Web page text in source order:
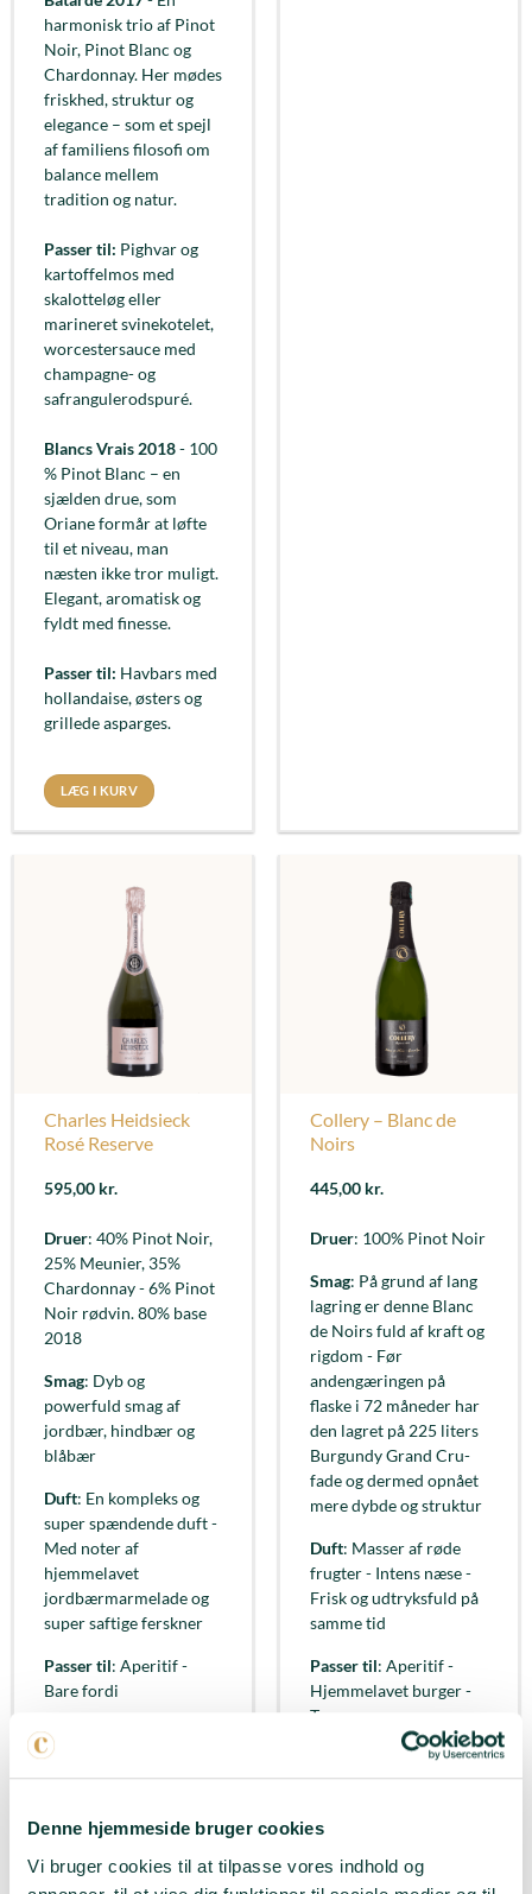
Denne hjemmeside bruger cookies
Vi bruger cookies til at tilpasse vores indhold og
harmonisk trio af Pinot
Noir, Pinot Blanc og
Chardonnay. Her mødes
friskhed, struktur og
elegance – som et spejl
af familiens filosofi om
balance mellem
tradition og natur.
Passer til: Pighvar og
kartoffelmos med
skalotteløg eller
marineret svinekotelet,
worcestersauce med
champagne- og
safrangulerodspuré.
Blancs Vrais 2018- 100
% Pinot Blanc – en
sjælden drue, som
Oriane formår at løfte
til et niveau, man
næsten ikke tror muligt.
Elegant, aromatisk og
fyldt med finesse.
Passer til: Havbars med
hollandaise, østers og
grillede asparges.
LÆG I KURV
Charles Heidsieck
Rosé Reserve
595,00 kr.
Druer: 40% Pinot Noir,
25% Meunier, 35%
Chardonnay - 6% Pinot
Noir rødvin. 80% base
2018
Smag: Dyb og
powerfuld smag af
jordbær, hindbær og
blåbær
Duft: En kompleks og
super spændende duft -
Med noter af
hjemmelavet
jordbærmarmelade og
super saftige ferskner
Passer til: Aperitif -
Bare fordi
Collery – Blanc de
Noirs
445,00 kr.
Druer: 100% Pinot Noir
Smag: På grund af lang
lagring er denne Blanc
de Noirs fuld af kraft og
rigdom - Før
andengæringen på
flaske i 72 måneder har
den lagret på 225 liters
Burgundy Grand Cru-
fade og dermed opnået
mere dybde og struktur
Duft: Masser af røde
frugter - Intens næse -
Frisk og udtryksfuld på
samme tid
Passer til: Aperitif -
Hjemmelavet burger -
Tapas